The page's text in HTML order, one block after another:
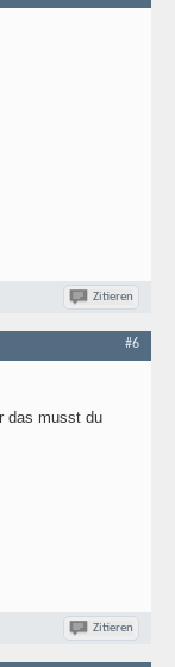
Zitieren
#6
das musst du
Zitieren